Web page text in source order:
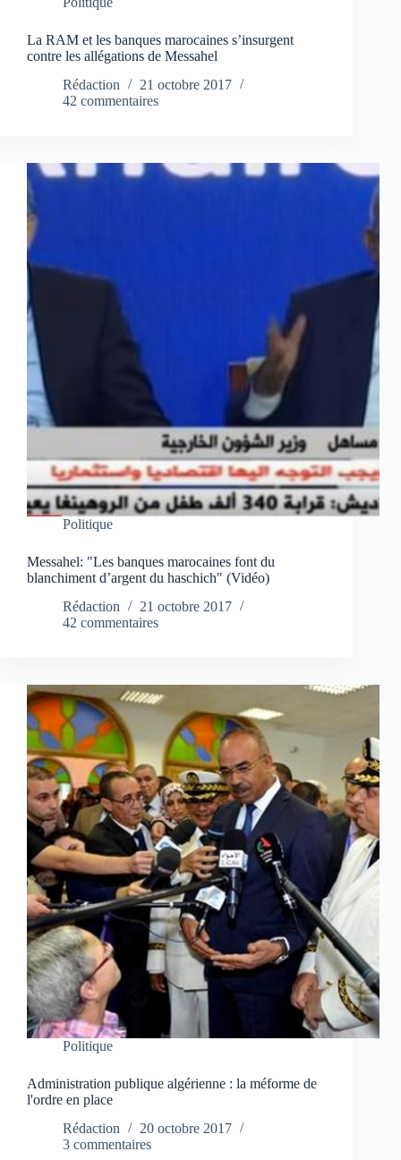
La RAM et les banques marocaines s’insurgent
contre les allégations de Messahel
Rédaction
21 octobre 2017
42 commentaires
Politique
Messahel: "Les banques marocaines font du
blanchiment d’argent du haschich" (Vidéo)
Rédaction
21 octobre 2017
42 commentaires
Politique
Administration publique algérienne : la méforme de
l'ordre en place
Rédaction
20 octobre 2017
3 commentaires